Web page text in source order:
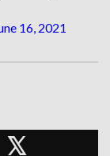
16, 2021